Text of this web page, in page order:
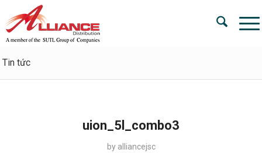
Tin tức
uion_5l_combo3
by alliancejsc